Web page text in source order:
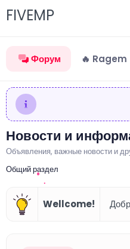
FIVEMP
Форум 🔥 Ragem
Новости и
Объявления, важные новости и
Общий раздел
Wellcome!